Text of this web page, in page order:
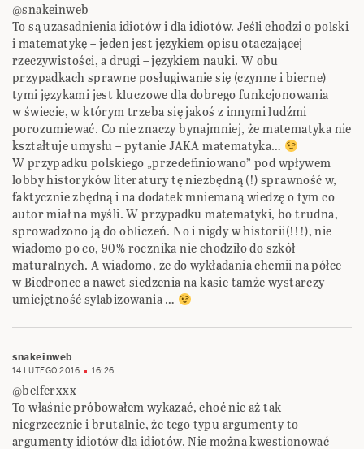
@snakeinweb
To są uzasadnienia idiotów i dla idiotów. Jeśli chodzi o polski
i matematykę – jeden jest językiem opisu otaczającej
rzeczywistości, a drugi – językiem nauki. W obu
przypadkach sprawne posługiwanie się (czynne i bierne)
tymi językami jest kluczowe dla dobrego funkcjonowania
w świecie, w którym trzeba się jakoś z innymi ludźmi
porozumiewać. Co nie znaczy bynajmniej, że matematyka nie
kształtuje umysłu – pytanie JAKA matematyka…
W przypadku polskiego „przedefiniowano” pod wpływem
lobby historyków literatury tę niezbędną (!) sprawność w,
faktycznie zbędną i na dodatek mniemaną wiedzę o tym co
autor miał na myśli. W przypadku matematyki, bo trudna,
sprowadzono ją do obliczeń. No i nigdy w historii(!!!), nie
wiadomo po co, 90% rocznika nie chodziło do szkół
maturalnych. A wiadomo, że do wykładania chemii na półce
w Biedronce a nawet siedzenia na kasie tamże wystarczy
umiejętność sylabizowania …
snakeinweb
14 LUTEGO 2016 16:26
@belferxxx
To właśnie próbowałem wykazać, choć nie aż tak
niegrzecznie i brutalnie, że tego typu argumenty to
argumenty idiotów dla idiotów. Nie można kwestionować